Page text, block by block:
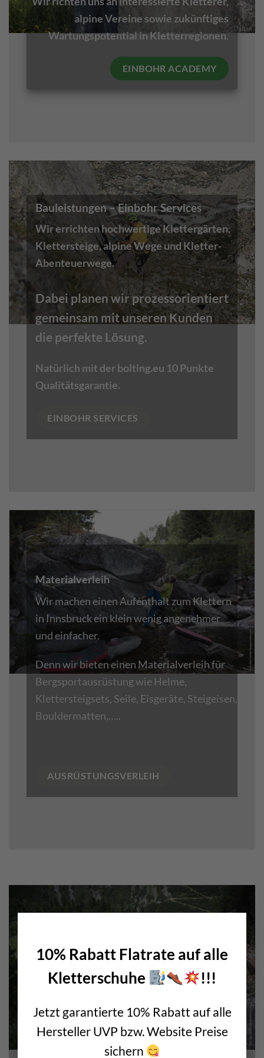
10% Rabatt Flatrate auf alle
Kletterschuhe
!!!
Jetzt garantierte 10% Rabatt auf alle
Hersteller UVP bzw. Website Preise
sichern
alpine Vereine sowie zukünftiges
Wartungspotential in Kletterregionen.
EINBOHR ACADEMY
Bauleistungen – Einbohr Services
Wir errichten hochwertige Klettergärten,
Klettersteige, alpine Wege und Kletter-
Abenteuerwege.
Dabei planen wir prozessorientiert
gemeinsam mit unseren Kunden
die perfekte Lösung.
Natürlich mit der bolting.eu 10 Punkte
Qualitätsgarantie.
EINBOHR SERVICES
Materialverleih
Wir machen einen Aufenthalt zumKlettern
in Innsbruckein klein wenig angenehmer
und einfacher.
Denn wir bieten einen Materialverleih für
Bergsportausrüstung wie Helme,
Klettersteigsets, Seile, Eisgeräte, Steigeisen,
Bouldermatten,…..
AUSRÜSTUNGSVERLEIH
„Tipps, Tricks und Rabatte nutzen!“
Melde dich jetzt für unserenNewsletter
Zudem stellen wir coole Einbohr Tricksvor,
geben überdies Gear Empfehlungen.